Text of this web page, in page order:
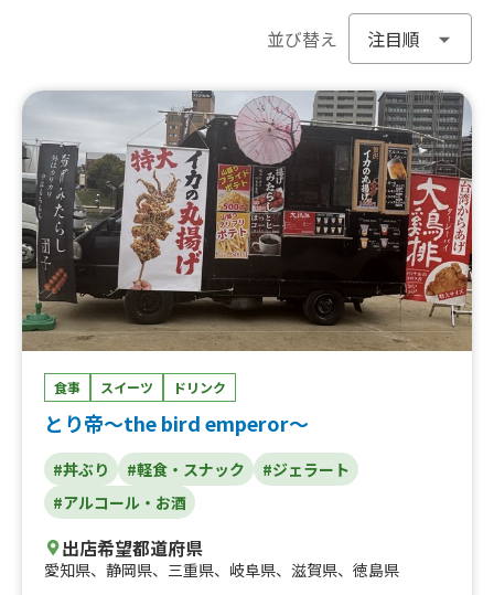
並び替え
食事 スイーツ ドリンク
とり帝～the bird emperor～
#丼ぶり #軽食・スナック
#ジェラート
#アルコール・お酒
出店希望都道府県
愛知県、 静岡県、 三重県、 岐阜県、 滋賀県、 徳島県